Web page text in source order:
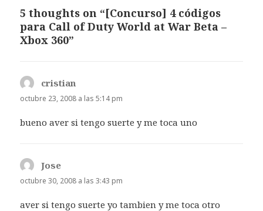
5 thoughts on “[Concurso] 4 códigos
para Call of Duty World at War Beta –
Xbox 360”
cristian
octubre 23, 2008 a las 5:14 pm
bueno aver si tengo suerte y me toca uno
Jose
octubre 30, 2008 a las 3:43 pm
aver si tengo suerte yo tambien y me toca otro